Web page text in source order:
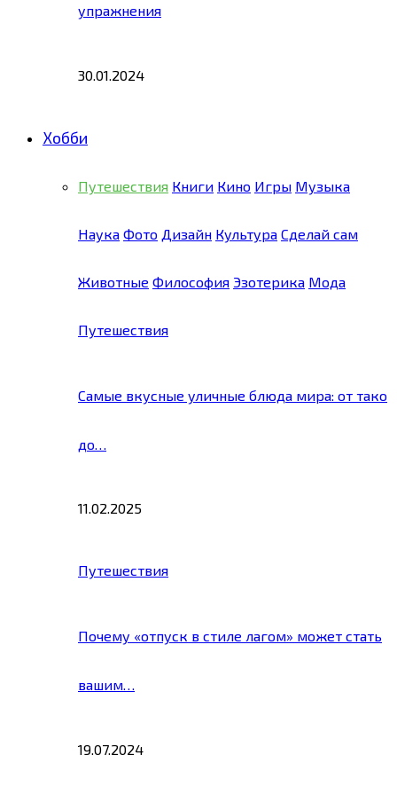
упражнения
30.01.2024
Хобби
Путешествия Книги Кино Игры Музыка
Наука Фото Дизайн Культура Сделай сам
Животные Философия Эзотерика Мода
Путешествия
Самые вкусные уличные блюда мира: от тако
до…
11.02.2025
Путешествия
Почему «отпуск в стиле лагом» может стать
вашим…
19.07.2024